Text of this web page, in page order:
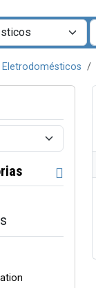
Eletrodomésticos